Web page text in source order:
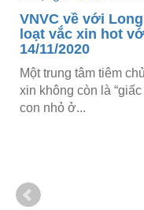
VNVC về với
loạt vắc xin hot
14/11/2020
Một trung tâm tiêm
xin không còn là
con nhỏ ở...